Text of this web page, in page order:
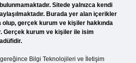
Sitede yalnızca kendi
Burada yer alan içerikler
olup, gerçek kurum ve kişiler hakkında
Gerçek kurum ve kişiler ile isim
Bilgi Teknolojileri ve İletişim